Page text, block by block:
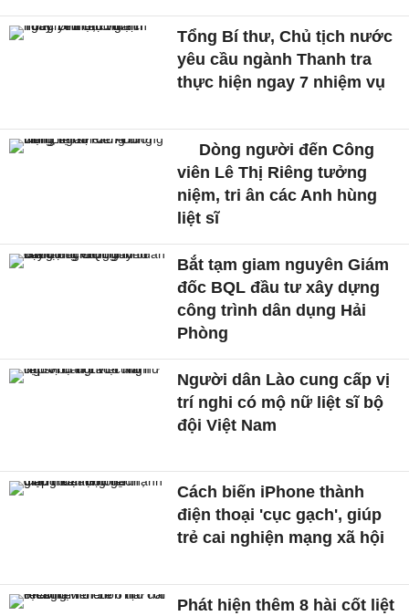
Tổng Bí thư, Chủ tịch nước
yêu cầu ngành Thanh tra
thực hiện ngay 7 nhiệm vụ
Dòng người đến Công
viên Lê Thị Riêng tưởng
niệm, tri ân các Anh hùng
liệt sĩ
Bắt tạm giam nguyên Giám
đốc BQL đầu tư xây dựng
công trình dân dụng Hải
Phòng
Người dân Lào cung cấp vị
trí nghi có mộ nữ liệt sĩ bộ
đội Việt Nam
Cách biến iPhone thành
điện thoại 'cục gạch', giúp
trẻ cai nghiện mạng xã hội
Phát hiện thêm 8 hài cốt liệt